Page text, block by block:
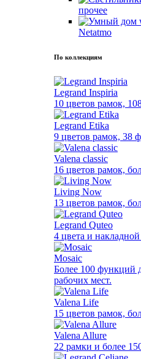
прочее
Netatmo
По коллекциям
Legrand Inspiria
10 цветов рамок,
Legrand Etika
9 цветов рамок, 38
Valena classic
16 цветов рамок,
Living Now
13 цветов рамок,
Legrand Quteo
4 цвета и
Mosaic
Более 100 функций
рабочих мест.
Valena Life
15 цветов рамок,
Valena Allure
22 рамки и более